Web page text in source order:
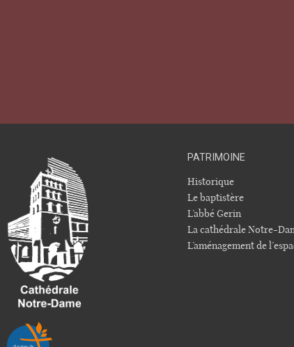
PATRIMOINE
Historique
Le baptistère
L’abbé Gerin
La cathédrale Notre-
L’aménagement de